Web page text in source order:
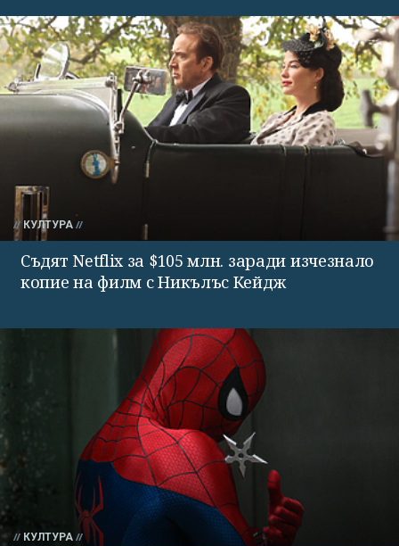
КУЛТУРА
Съдят Netflix за $105 млн. заради изчезнало
копие на филм с Никълъс Кейдж
КУЛТУРА